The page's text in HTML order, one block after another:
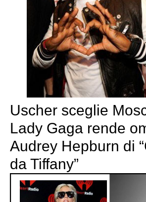
Uscher sceglie
Lady Gaga rende
Audrey Hepburn di
da Tiffany”